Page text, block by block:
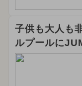
子供も大人も
ルプールに